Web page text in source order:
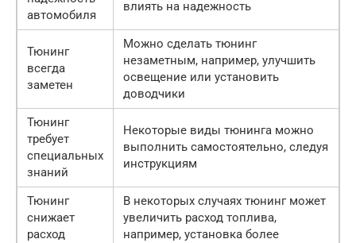
автомобиля
влиять на надежность
Тюнинг
всегда
заметен
Можно сделать тюнинг
незаметным, например, улучшить
освещение или установить
доводчики
Тюнинг
требует
специальных
знаний
Некоторые виды тюнинга можно
выполнить самостоятельно, следуя
инструкциям
Тюнинг
снижает
расход
В некоторых случаях тюнинг может
увеличить расход топлива,
например, установка более